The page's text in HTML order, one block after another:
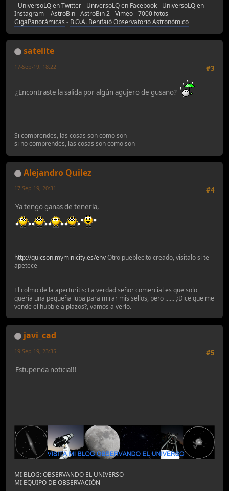
- UniversoLQ en Twitter- UniversoLQ en Facebook- UniversoLQ en
Instagram -AstroBin-AstroBin 2-Vimeo-7000 fotos -
GigaPanorámicas - B.O.A. Benifaió Observatorio Astronómico
satelite
#3
17-Sep-19, 18:22
¿Encontraste la salida por algún agujero de gusano?
Si comprendes, las cosas son como son
si no comprendes, las cosas son como son
Alejandro Quilez
#4
17-Sep-19, 20:31
Ya tengo ganas de tenerla,
http://quicson.myminicity.es/envOtro pueblecito creado, visitalo si te
apetece
El colmo de la aperturitis: La verdad señor comercial es que solo
quería una pequeña lupa para mirar mis sellos, pero ...... ¿Dice que me
vende el hubble a plazos?, vamos a verlo.
javi_cad
#5
19-Sep-19, 23:35
Estupenda noticia!!!
MI BLOG: OBSERVANDO EL UNIVERSO
MI EQUIPO DE OBSERVACIÓN